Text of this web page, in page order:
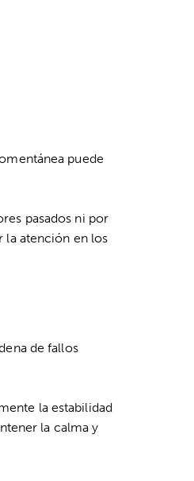
puede
pasados ni por
la atención en los
de fallos
la estabilidad
la calma y